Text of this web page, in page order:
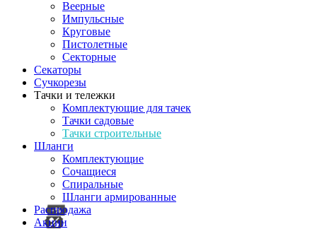
Веерные
Импульсные
Круговые
Пистолетные
Секторные
Секаторы
Сучкорезы
Тачки и тележки
Комплектующие для тачек
Тачки садовые
Тачки строительные
Шланги
Комплектующие
Сочащиеся
Спиральные
Шланги армированные
Распродажа
Акции